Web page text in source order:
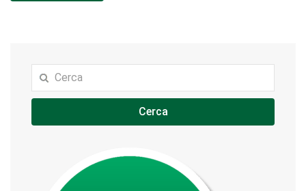
Cerca